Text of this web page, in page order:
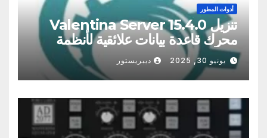
أدوات المطور
تنزيل Valentina Server 15.4.0
محرك قاعدة بيانات علائقية لأنظمة
Windows وmacOS وLinux
يونيو 30, 2025 ديبريستور